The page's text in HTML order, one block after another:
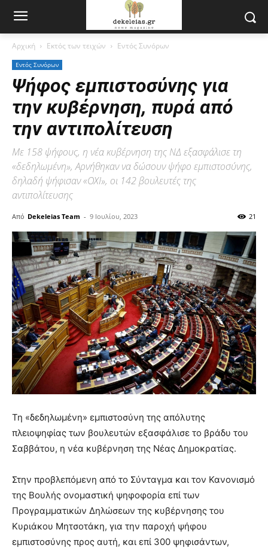
Αρχική Εκτός των τειχών Εντός Συνόρων
Εντός Συνόρων
Ψήφος εμπιστοσύνης για
την κυβέρνηση, πυρά από
την αντιπολίτευση
Με 158 ψήφους, η νέα κυβέρνηση της ΝΔ εξασφάλισε τη
«δεδηλωμένη», Αρνήθηκαν να δώσουν ψήφο εμπιστοσύνης,
δηλαδή ψήφισαν «ΟΧΙ», οι 142 βουλευτές της
αντιπολίτευσης
Από Dekeleias Team - 9 Ιουλίου, 2023 21
Τη «δεδηλωμένη» εμπιστοσύνη της απόλυτης
πλειοψηφίας των βουλευτών εξασφάλισε το βράδυ του
Σαββάτου, η νέα κυβέρνηση της Νέας Δημοκρατίας.
Στην προβλεπόμενη από το Σύνταγμα και τον Κανονισμό
της Βουλής ονομαστική ψηφοφορία επί των
Προγραμματικών Δηλώσεων της κυβέρνησης του
Κυριάκου Μητσοτάκη, για την παροχή ψήφου
εμπιστοσύνης προς αυτή, και επί 300 ψηφισάντων,